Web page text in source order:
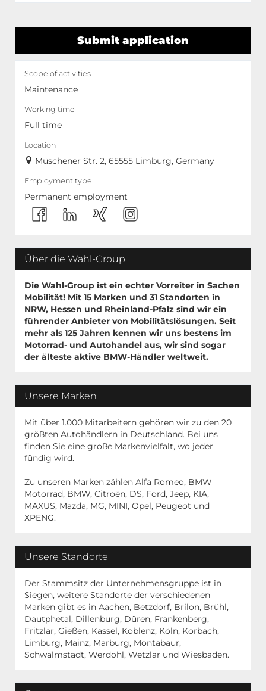
Submit application
Scope of activities
Maintenance
Working time
Full time
Location
Müschener Str. 2, 65555 Limburg, Germany
Employment type
Permanent employment
Über die Wahl-Group
Die Wahl-Group ist ein echter Vorreiter in Sachen
Mobilität! Mit 15 Marken und 31 Standorten in
NRW, Hessen und Rheinland-Pfalz sind wir ein
führender Anbieter von Mobilitätslösungen. Seit
mehr als 125 Jahren kennen wir uns bestens im
Motorrad- und Autohandel aus, wir sind sogar
der älteste aktive BMW-Händler weltweit.
Unsere Marken
Mit über 1.000 Mitarbeitern gehören wir zu den 20
größten Autohändlern in Deutschland. Bei uns
finden Sie eine große Markenvielfalt, wo jeder
fündig wird.
Zu unseren Marken zählen Alfa Romeo, BMW
Motorrad, BMW, Citroën, DS, Ford, Jeep, KIA,
MAXUS, Mazda, MG, MINI, Opel, Peugeot und
XPENG.
Unsere Standorte
Der Stammsitz der Unternehmensgruppe ist in
Siegen, weitere Standorte der verschiedenen
Marken gibt es in Aachen, Betzdorf, Brilon, Brühl,
Dautphetal, Dillenburg, Düren, Frankenberg,
Fritzlar, Gießen, Kassel, Koblenz, Köln, Korbach,
Limburg, Mainz, Marburg, Montabaur,
Schwalmstadt, Werdohl, Wetzlar und Wiesbaden.